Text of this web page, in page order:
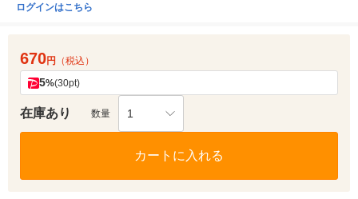
ログインはこちら
670円 （税込）
5%(30pt)
在庫あり 数量 1
カートに入れる